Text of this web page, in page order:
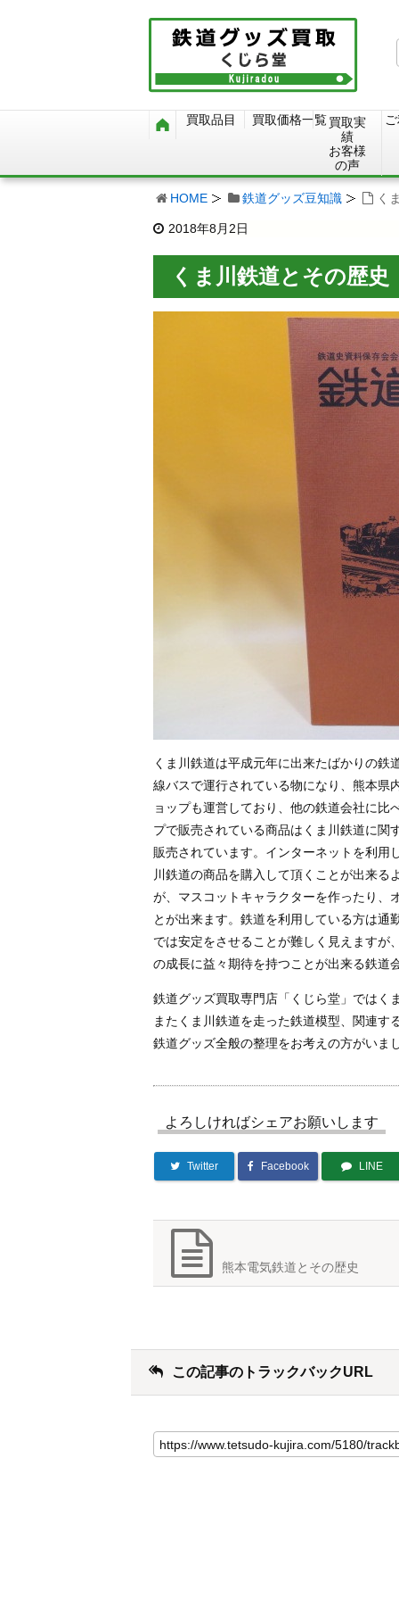
買取品目 買取価格一覧買取実
績
お客様
の声
HOME 鉄道グッズ豆知識 く
2018年8月2日
くま川鉄道とその歴史
くま川鉄道は平成元年に出来たばかりの
線バスで運行されている物になり、熊本県
ョップも運営しており、他の鉄道会社に
プで販売されている商品はくま川鉄道に関
販売されています。インターネットを利用
川鉄道の商品を購入して頂くことが出来
が、マスコットキャラクターを作ったり、
とが出来ます。鉄道を利用している方は
では安定をさせることが難しく見えますが
の成長に益々期待を持つことが出来る鉄道
鉄道グッズ買取専門店「くじら堂」ではく
またくま川鉄道を走った鉄道模型、関連す
鉄道グッズ全般の整理をお考えの方がいま
よろしければシェアお願いします
Twitter Facebook LINE
熊本電気鉄道とその歴史
この記事のトラックバックURL